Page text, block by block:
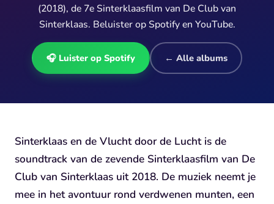
(2018), de 7e Sinterklaasfilm van De Club van
Sinterklaas. Beluister op Spotify en YouTube.
🎧 Luister op Spotify ← Alle albums
Sinterklaas en de Vlucht door de Lucht is de
soundtrack van de zevende Sinterklaasfilm van De
Club van Sinterklaas uit 2018. De muziek neemt je
mee in het avontuur rond verdwenen munten, een